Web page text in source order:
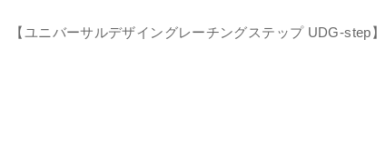
【ユニバーサルデザイングレーチングステップ UDG-step】